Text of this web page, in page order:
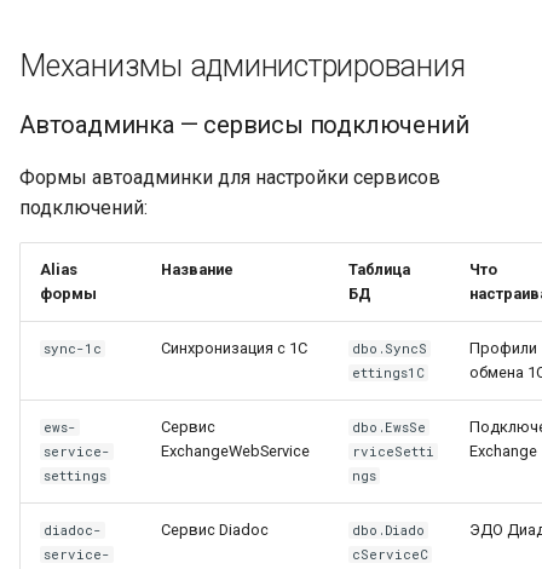
Lua в смарт-скриптах
Python в смарт-скриптах
NLP API в скриптах
Паттерны и примеры
FAQ — CalDAV
Exchange — диагностика
Календарь — решение
проблем
Ресурсы и планировщик
Социальная сеть
Параметры сервисов
CustomSettings ЭДО и
интеграций
DaData (подсказки)
Поведение флага
DadataAddressProviderAppendApiV2Path
PayControl (мобильная
ЭП)
текста)
Механизмы администрирования
Автоадминка — сервисы подключений
Формы автоадминки для настройки сервисов
подключений:
Alias
формы
Название
Таблица
БД
Что
sync-1c Синхронизация с 1С
dbo.SyncS
ettings1C
Профили
обмена
ews-
service-
settings
Сервис
ExchangeWebService
dbo.EwsSe
rviceSetti
ngs
Exchange
diadoc-
service-
Сервис Diadoc
dbo.Diado
cServiceC
ЭДО